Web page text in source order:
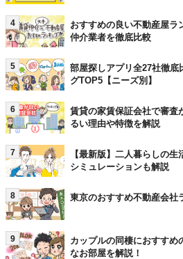
4
おすすめの良い不動産屋ラ
仲介業者を徹底比較
5
部屋探しアプリ全27社徹
グTOP5【ニーズ別】
6
賃貸の家賃保証会社で審査
るい理由や特徴を解説
7
【最新版】二人暮らしの
シミュレーションも解説
8 東京のおすすめ不動産会社
9
カップルの同棲におすすめ
なお部屋を解説！